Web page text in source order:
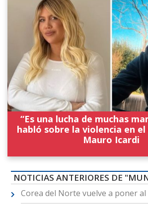
“Es una lucha de muchas
habló sobre la violencia en
Mauro Icardi
NOTICIAS ANTERIORES DE
Corea del Norte vuelve a poner